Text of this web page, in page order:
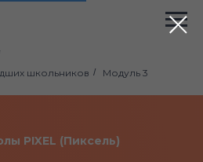
школьников / Модуль 3
PIXEL (Пиксель)